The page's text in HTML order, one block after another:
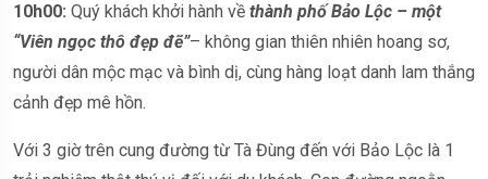
10h00: Quý khách khởi hành về thành phố Bảo Lộc – một
“Viên ngọc thô đẹp đẽ”– không gian thiên nhiên hoang sơ,
người dân mộc mạc và bình dị, cùng hàng loạt danh lam thắng
cảnh đẹp mê hồn.
Với 3 giờ trên cung đường từ Tà Đùng đến với Bảo Lộc là 1